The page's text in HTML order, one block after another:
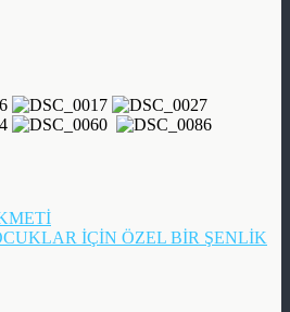
İÇİN ÖZEL BİR ŞENLİK